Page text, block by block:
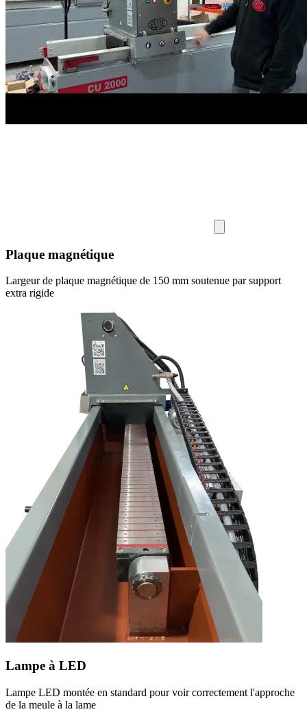
Plaque magnétique
Largeur de plaque magnétique de 150 mm soutenue par support
extra rigide
Lampe à LED
Lampe LED montée en standard pour voir correctement l'approche
de la meule à la lame